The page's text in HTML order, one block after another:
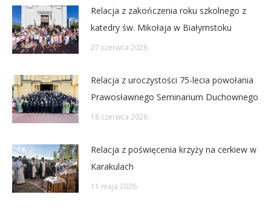
Relacja z zakończenia roku szkolnego z
katedry św. Mikołaja w Białymstoku
27 czerwca 2026
Relacja z uroczystości 75-lecia powołania
Prawosławnego Seminarium Duchownego
18 czerwca 2026
Relacja z poświęcenia krzyży na cerkiew w
Karakulach
11 maja 2026